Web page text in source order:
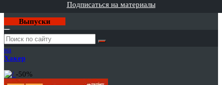
Подписаться на материалы
Выпуски
Годовая
подписка
на
Хакер
-50%